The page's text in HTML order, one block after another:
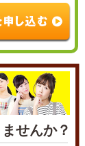
せんか？